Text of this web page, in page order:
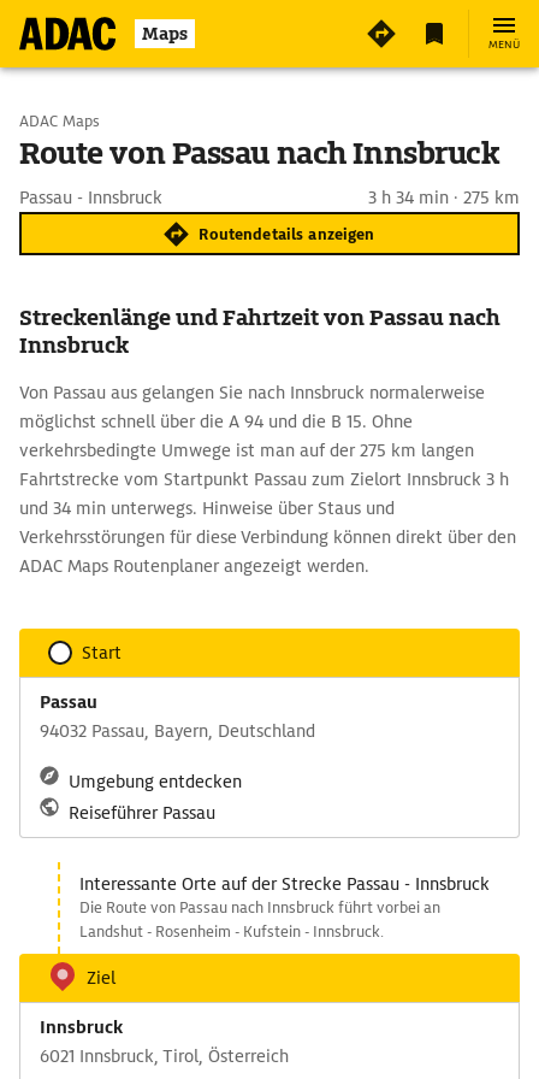
Maps MENÜ
Start wählen
ADAC Maps
Route von Passau nach Innsbruck
Passau - Innsbruck 3 h 34 min · 275 km
Routendetails anzeigen
Streckenlänge und Fahrtzeit von Passau nach
Innsbruck
Von Passau aus gelangen Sie nach Innsbruck normalerweise
möglichst schnell über die A 94 und die B 15. Ohne
verkehrsbedingte Umwege ist man auf der 275 km langen
Fahrtstrecke vom Startpunkt Passau zum Zielort Innsbruck 3 h
und 34 min unterwegs. Hinweise über Staus und
Verkehrsstörungen für diese Verbindung können direkt über den
ADAC Maps Routenplaner angezeigt werden.
Start
Passau
94032 Passau, Bayern, Deutschland
Umgebung entdecken
Reiseführer Passau
Interessante Orte auf der Strecke Passau - Innsbruck
Die Route von Passau nach Innsbruck führt vorbei an
Landshut - Rosenheim - Kufstein - Innsbruck.
Ziel
Innsbruck
6021 Innsbruck, Tirol, Österreich